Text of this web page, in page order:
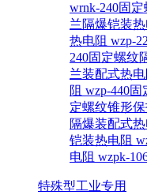
wrnk-240固
兰隔爆铠装热
热电阻 wzp-
240固定螺纹
兰装配式热电
阻 wzp-440
定螺纹锥形
隔爆装配式热
铠装热电阻
电阻 wzpk-
特殊型工业专用